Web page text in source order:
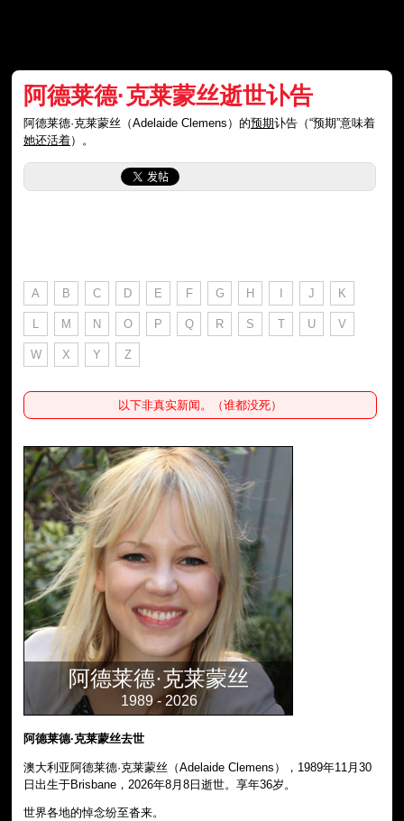
阿德莱德·克莱蒙丝逝世讣告
阿德莱德·克莱蒙丝（Adelaide Clemens）的预期讣告（“预期”意味着
她还活着）。
A B C D E F G H I J K
L M N O P Q R S T U V
W X Y Z
以下非真实新闻。（谁都没死）
阿德莱德·克莱蒙丝
1989 - 2026
阿德莱德·克莱蒙丝去世
澳大利亚阿德莱德·克莱蒙丝（Adelaide Clemens），1989年11月30
日出生于Brisbane，2026年8月8日逝世。享年36岁。
世界各地的悼念纷至沓来。